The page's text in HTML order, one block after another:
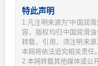
特此声明
1.凡注明来源为“中国润
容，版权均归中国润滑
转载、引用，须注明来
本网将依法追究相关责任。
2.本网转载其他媒体或公